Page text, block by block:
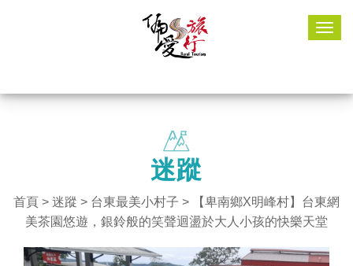
迷蹤
首頁 > 迷蹤 > 台東最美小村子 > 【卑南鄉X明峰村】台東網
美茶園悠遊，銀鈴般的笑聲迴盪於大人小孩的快樂天堂